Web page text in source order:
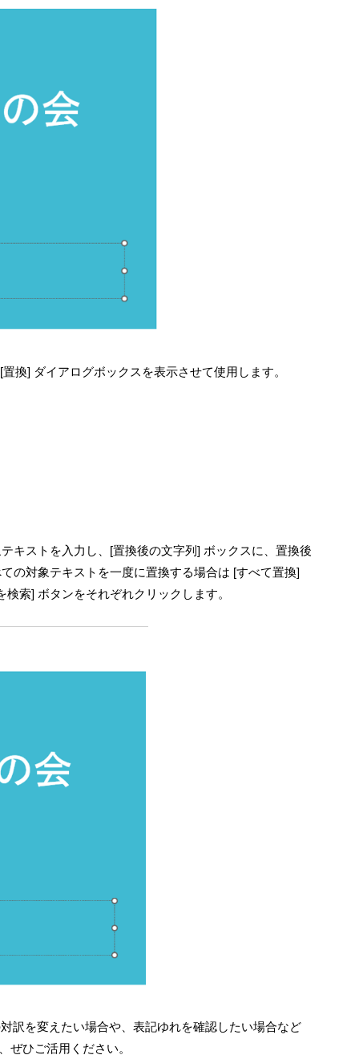
換] ダイアログボックスを表示させて使用します。
キストを入力し、[置換後の文字列] ボックスに、置換後
の対象テキストを一度に置換する場合は [すべて置換]
索] ボタンをそれぞれクリックします。
訳を変えたい場合や、表記ゆれを確認したい場合など
ぜひご活用ください。